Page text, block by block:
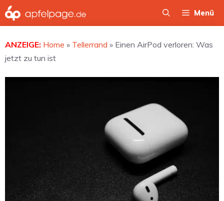
Zum
Inhalt
Menü
ANZEIGE: Home » Tellerrand » Einen AirPod verloren: Was
jetzt zu tun ist